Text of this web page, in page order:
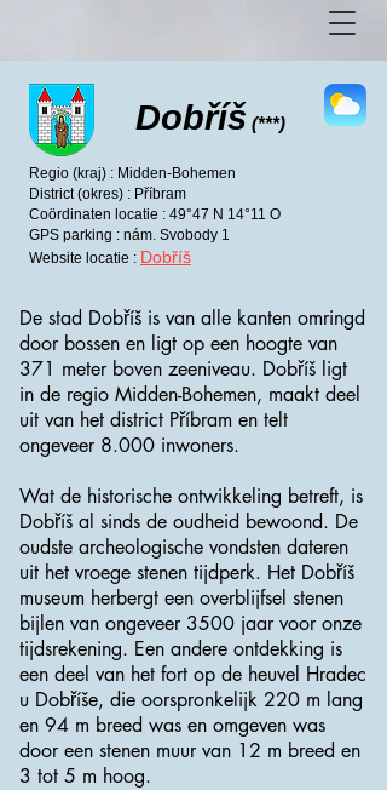
Dobříš (***)
Regio (kraj) : Midden-Bohemen
District (okres) : Příbram
Coördinaten locatie : 49°47 N 14°11 O
GPS parking : nám. Svobody 1
Website locatie : Dobříš
De stad Dobříš is van alle kanten omringd
door bossen en ligt op een hoogte van
371 meter boven zeeniveau. Dobříš ligt
in de regio Midden-Bohemen, maakt deel
uit van het district Příbram en telt
ongeveer 8.000 inwoners.
Wat de historische ontwikkeling betreft, is
Dobříš al sinds de oudheid bewoond. De
oudste archeologische vondsten dateren
uit het vroege stenen tijdperk. Het Dobříš
museum herbergt een overblijfsel stenen
bijlen van ongeveer 3500 jaar voor onze
tijdsrekening. Een andere ontdekking is
een deel van het fort op de heuvel Hradec
u Dobříše, die oorspronkelijk 220 m lang
en 94 m breed was en omgeven was
door een stenen muur van 12 m breed en
3 tot 5 m hoog.